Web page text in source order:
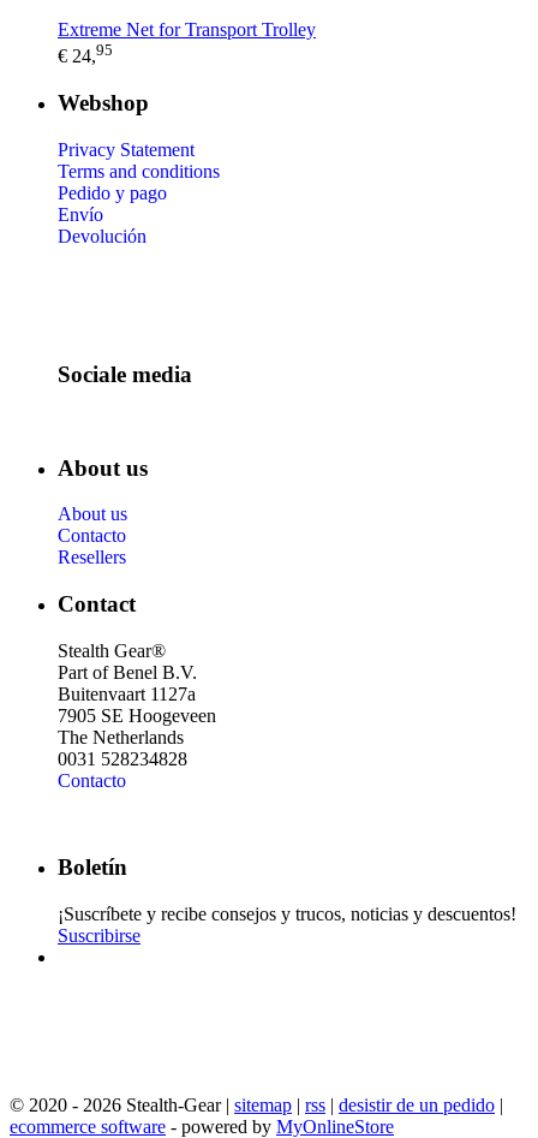
Extreme Net for Transport Trolley
€ 24,95
Webshop
Privacy Statement
Terms and conditions
Pedido y pago
Envío
Devolución
Sociale media
About us
About us
Contacto
Resellers
Contact
Stealth Gear®
Part of Benel B.V.
Buitenvaart 1127a
7905 SE Hoogeveen
The Netherlands
0031 528234828
Contacto
Boletín
¡Suscríbete y recibe consejos y trucos, noticias y descuentos!
Suscribirse
© 2020 - 2026 Stealth-Gear | sitemap | rss | desistir de un pedido |
ecommerce software - powered by MyOnlineStore